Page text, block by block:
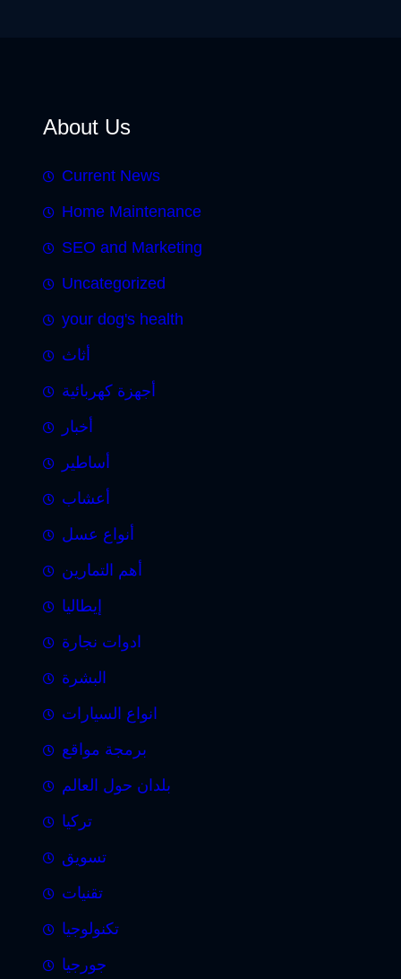
About Us
Current News
Home Maintenance
SEO and Marketing
Uncategorized
your dog's health
أثاث
أجهزة كهربائية
أخبار
أساطير
أعشاب
أنواع عسل
أهم التمارين
إيطاليا
ادوات نجارة
البشرة
انواع السيارات
برمجة مواقع
بلدان حول العالم
تركيا
تسويق
تقنيات
تكنولوجيا
جورجيا